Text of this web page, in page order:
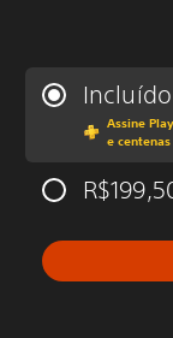
Incluído
Assine
e